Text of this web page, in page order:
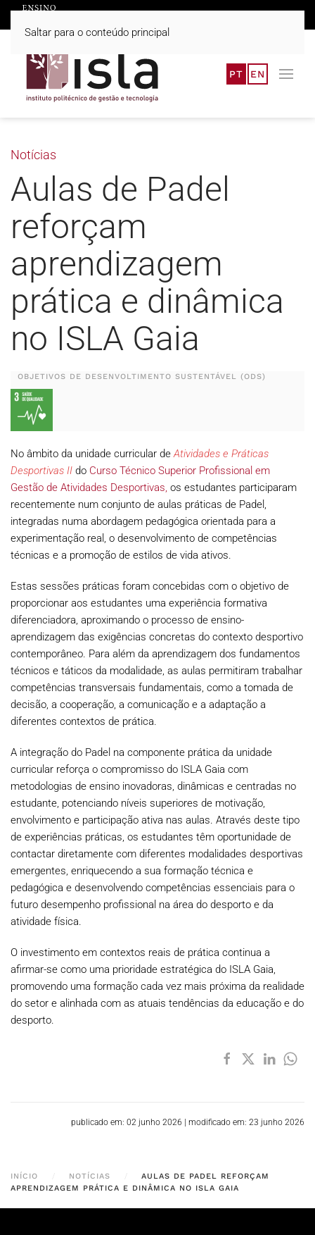
Saltar para o conteúdo principal
PT EN
Notícias
Aulas de Padel
reforçam
aprendizagem
prática e dinâmica
no ISLA Gaia
OBJETIVOS DE DESENVOLTIMENTO SUSTENTÁVEL (ODS)
No âmbito da unidade curricular deAtividades e Práticas
Desportivas II do Curso Técnico Superior Profissional em
Gestão de Atividades Desportivas, os estudantes participaram
recentemente num conjunto de aulas práticas de Padel,
integradas numa abordagem pedagógica orientada para a
experimentação real, o desenvolvimento de competências
técnicas e a promoção de estilos de vida ativos.
Estas sessões práticas foram concebidas com o objetivo de
proporcionar aos estudantes uma experiência formativa
diferenciadora, aproximando o processo de ensino-
aprendizagem das exigências concretas do contexto desportivo
contemporâneo. Para além da aprendizagem dos fundamentos
técnicos e táticos da modalidade, as aulas permitiram trabalhar
competências transversais fundamentais, como a tomada de
decisão, a cooperação, a comunicação e a adaptação a
diferentes contextos de prática.
A integração do Padel na componente prática da unidade
curricular reforça o compromisso do ISLA Gaia com
metodologias de ensino inovadoras, dinâmicas e centradas no
estudante, potenciando níveis superiores de motivação,
envolvimento e participação ativa nas aulas. Através deste tipo
de experiências práticas, os estudantes têm oportunidade de
contactar diretamente com diferentes modalidades desportivas
emergentes, enriquecendo a sua formação técnica e
pedagógica e desenvolvendo competências essenciais para o
futuro desempenho profissional na área do desporto e da
atividade física.
O investimento em contextos reais de prática continua a
afirmar-se como uma prioridade estratégica do ISLA Gaia,
promovendo uma formação cada vez mais próxima da realidade
do setor e alinhada com as atuais tendências da educação e do
desporto.
publicado em: 02 junho 2026 modificado em: 23 junho 2026
INÍCIO NOTÍCIAS
AULAS DE PADEL REFORÇAM
APRENDIZAGEM PRÁTICA E DINÂMICA NO ISLA GAIA